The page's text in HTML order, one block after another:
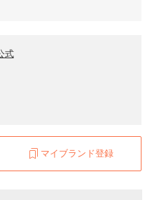
式
マイブランド登録